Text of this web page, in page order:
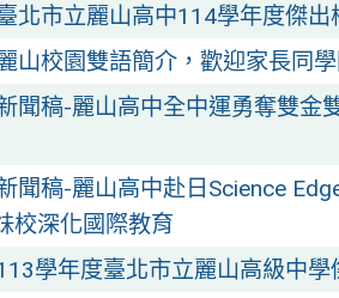
北市立麗山高中114學年度傑出
山校園雙語簡介，歡迎家長同
聞稿-麗山高中全中運勇奪雙金
聞稿-麗山高中赴日Science
校深化國際教育
學年度臺北市立麗山高級中